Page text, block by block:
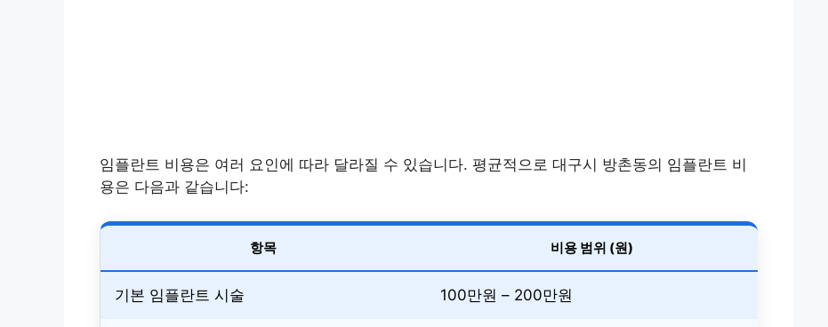
임플란트 비용은 여러 요인에 따라 달라질 수 있습니다. 평균적으로 대구시 방촌동의 임플란트 비
용은 다음과 같습니다:
항목 비용 범위 (원)
기본 임플란트 시술 100만원 – 200만원